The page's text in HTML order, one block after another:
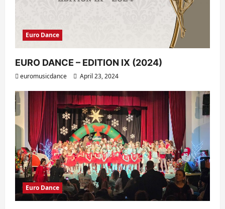
Euro Dance
EURO DANCE – EDITION IX (2024)
euromusicdance April 23, 2024
Euro Dance